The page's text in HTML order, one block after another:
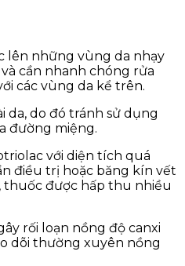
lên những vùng da nhạy
cần nhanh chóng rửa
các vùng da kể trên.
da, do đó tránh sử dụng
đường miệng.
với diện tích quá
điều trị hoặc băng kín vết
thuốc được hấp thu nhiều
rối loạn nồng độ canxi
dõi thường xuyên nồng